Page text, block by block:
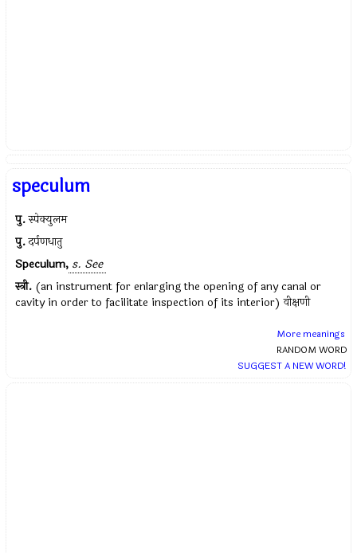
speculum
पु. स्पेक्युलम
पु. दर्पणधातु
Speculum, s. See
स्त्री. (an instrument for enlarging the opening of any canal or
cavity in order to facilitate inspection of its interior) वीक्षणी
More meanings
RANDOM WORD
SUGGEST A NEW WORD!